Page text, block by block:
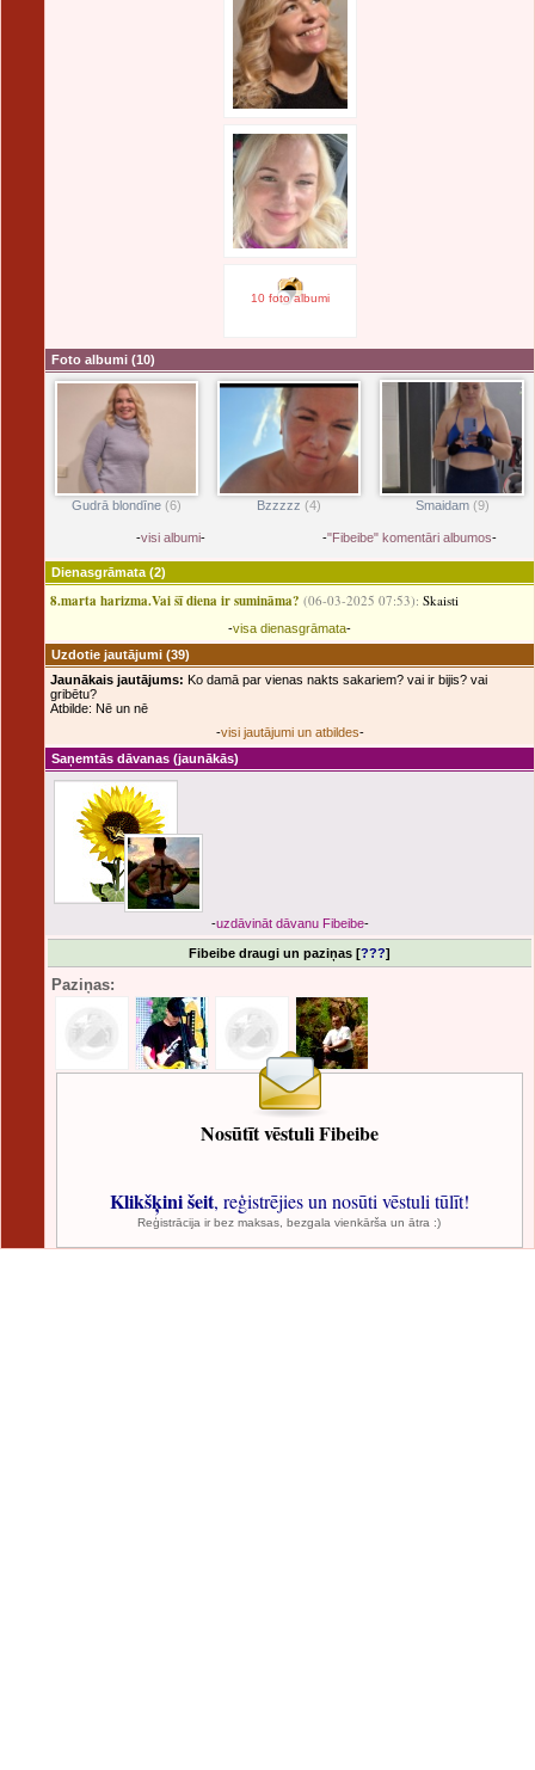
10 foto albumi
Foto albumi (10)
Gudrā blondīne (6) Bzzzzz (4) Smaidam(9)
-visi albumi- -"Fibeibe" komentāri albumos-
Dienasgrāmata (2)
8.marta harizma.Vai šī diena ir sumināma? (06-03-2025 07:53): Skaisti
-visa dienasgrāmata-
Uzdotie jautājumi (39)
Jaunākais jautājums: Ko damā par vienas nakts sakariem? vai ir bijis? vai
gribētu?
Atbilde: Nē un nē
-visi jautājumi un atbildes-
Saņemtās dāvanas (jaunākās)
-uzdāvināt dāvanu Fibeibe-
Fibeibe draugi un paziņas [???]
Paziņas:
Nosūtīt vēstuli Fibeibe
Klikšķini šeit, reģistrējies un nosūti vēstuli tūlīt!
Reģistrācija ir bez maksas, bezgala vienkārša un ātra :)